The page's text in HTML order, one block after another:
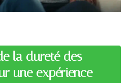
la dureté des
une expérience